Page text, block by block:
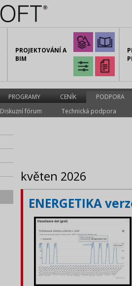
PROJEKTOVÁNÍ A
BIM
PROGRAMY CENÍK
PODPORA
Diskuzní fórum Technická podpora
květen 2026
ENERGETIKA